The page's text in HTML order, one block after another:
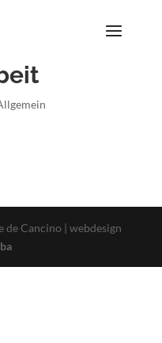
de Cancino | webdesign